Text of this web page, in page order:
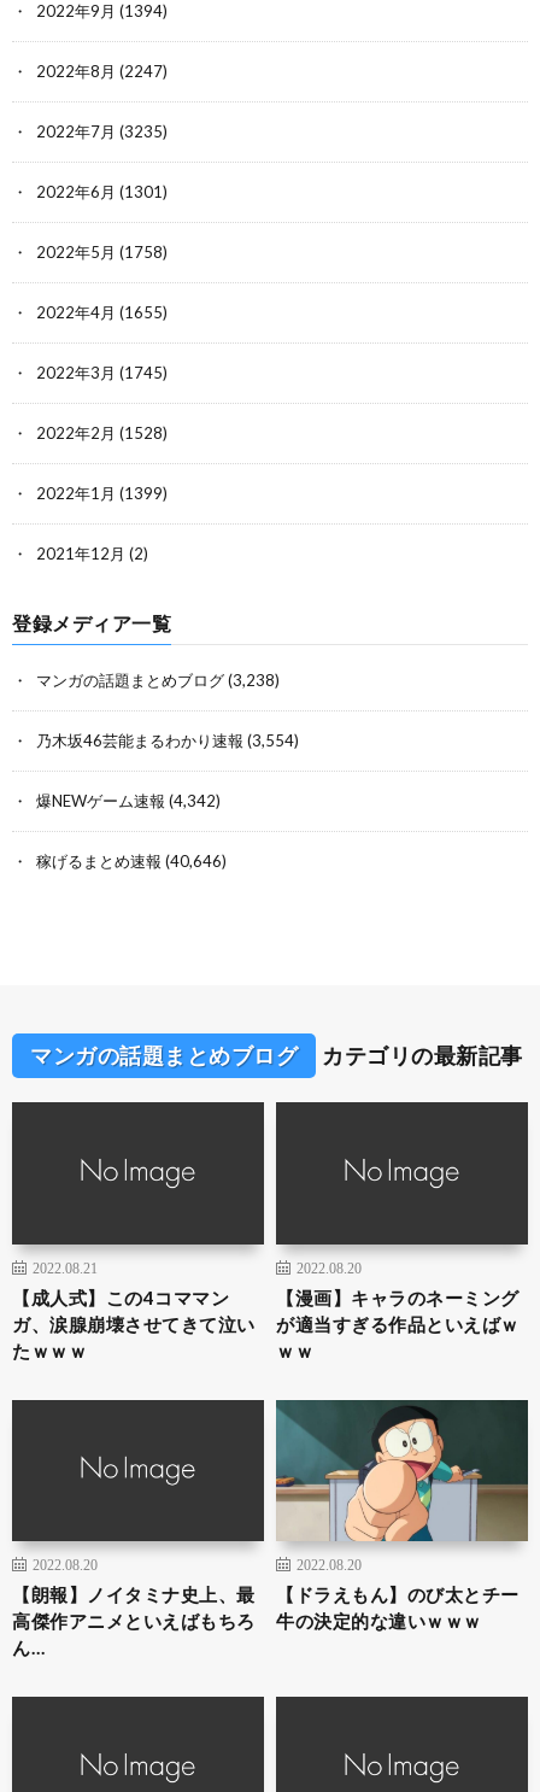
2022年9月 (1394)
2022年8月 (2247)
2022年7月 (3235)
2022年6月 (1301)
2022年5月 (1758)
2022年4月 (1655)
2022年3月 (1745)
2022年2月 (1528)
2022年1月 (1399)
2021年12月 (2)
登録メディア一覧
マンガの話題まとめブログ(3,238)
乃木坂46芸能まるわかり速報 (3,554)
爆NEWゲーム速報 (4,342)
稼げるまとめ速報 (40,646)
マンガの話題まとめブログ カテゴリの最新記事
2022.08.21
【成人式】この4コママン
ガ、涙腺崩壊させてきて泣い
たｗｗｗ
2022.08.20
【漫画】キャラのネーミング
が適当すぎる作品といえばｗ
ｗｗ
2022.08.20
【朗報】ノイタミナ史上、最
高傑作アニメといえばもちろ
ん…
2022.08.20
【ドラえもん】のび太とチー
牛の決定的な違いｗｗｗ